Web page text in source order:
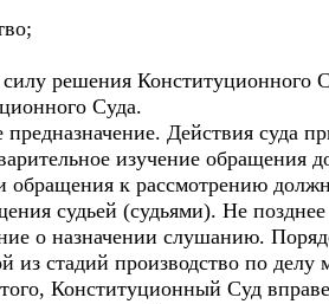
решения Конституционного
Суда.
Действия суда
изучение обращения
к рассмотрению
судьей (судьями). Не
о назначении слушанию.
стадий производство по
Конституционный Суд